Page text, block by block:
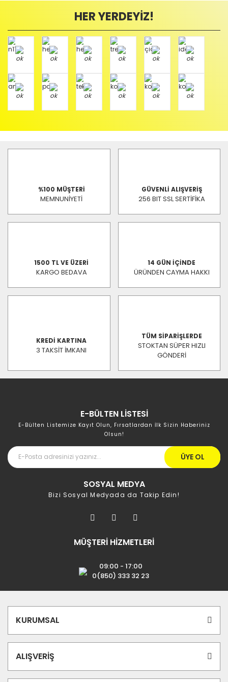
HER YERDEYİZ!
%100 MÜŞTERİ
MEMNUNİYETİ
GÜVENLİ ALIŞVERİŞ
256 BIT SSL SERTİFİKA
1500 TL VE ÜZERİ
KARGO BEDAVA
14 GÜN İÇİNDE
ÜRÜNDEN CAYMA HAKKI
KREDİ KARTINA
3 TAKSİT İMKANI
TÜM SİPARİŞLERDE
STOKTAN SÜPER HIZLI
GÖNDERİ
E-BÜLTEN LİSTESİ
E-Bülten Listemize Kayıt Olun, Fırsatlardan İlk Sizin Haberiniz
Olsun!
ÜYE OL
SOSYAL MEDYA
Bizi Sosyal Medyada da Takip Edin!
MÜŞTERİ HİZMETLERİ
09:00 - 17:00
0(850) 333 32 23
KURUMSAL
ALIŞVERİŞ